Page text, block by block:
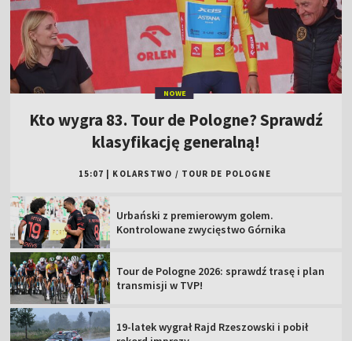
NOWE
Kto wygra 83. Tour de Pologne? Sprawdź
klasyfikację generalną!
15:07 KOLARSTWO / TOUR DE POLOGNE
Urbański z premierowym golem.
Kontrolowane zwycięstwo Górnika
Tour de Pologne 2026: sprawdź trasę i plan
transmisji w TVP!
19-latek wygrał Rajd Rzeszowski i pobił